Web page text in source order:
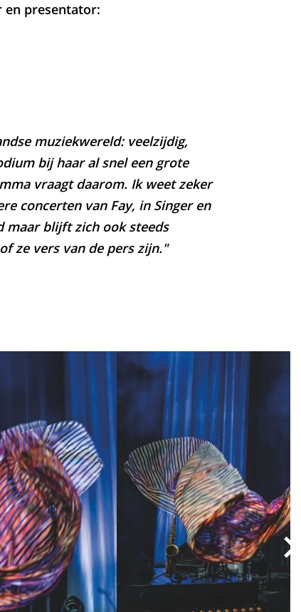
en presentator:
muziekwereld: veelzijdig,
bij haar al snel een grote
vraagt daarom. Ik weet zeker
concerten van Fay, in Singer en
maar blijft zich ook steeds
ze vers van de pers zijn."